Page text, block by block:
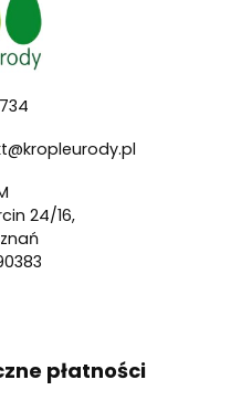
24/16,
płatności